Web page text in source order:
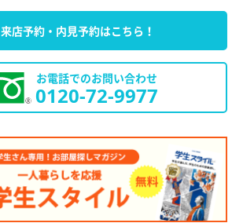
来店予約・内見予約はこちら！
お電話でのお問い合わせ
0120-72-9977